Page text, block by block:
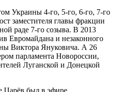
Украины 4-го, 5-го, 6-го, 7-го
заместителя главы фракции
раде 7-го созыва. В 2013
Евромайдана и незаконного
Виктора Януковича. А 26
парламента Новороссии,
Луганской и Донецкой
Царёв был в эфире